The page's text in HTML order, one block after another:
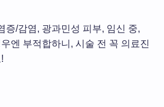
증/감염, 광과민성 피부, 임신 중,
엔 부적합하니, 시술 전 꼭 의료진